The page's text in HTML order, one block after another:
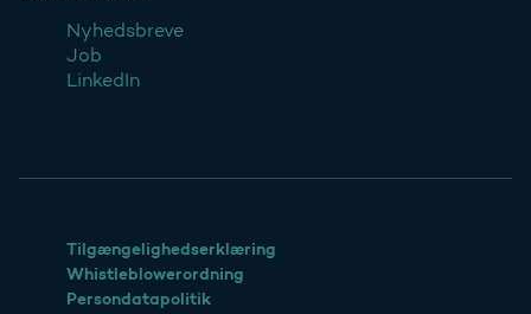
Nyhedsbreve
Job
LinkedIn
Tilgængelighedserklæring
Whistleblowerordning
Persondatapolitik